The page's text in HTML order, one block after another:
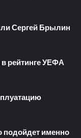
Сергей Брылин
рейтинге УЕФА
подойдет именно